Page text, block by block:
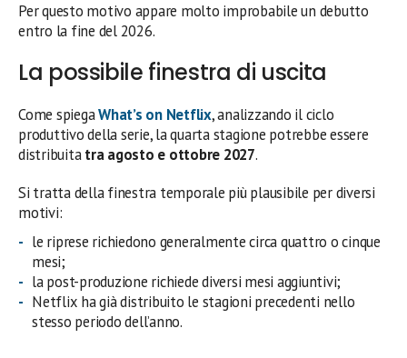
Per questo motivo appare molto improbabile un debutto
entro la fine del 2026.
La possibile finestra di uscita
Come spiegaWhat’s on Netflix, analizzando il ciclo
produttivo della serie, la quarta stagione potrebbe essere
distribuitatra agosto e ottobre 2027.
Si tratta della finestra temporale più plausibile per diversi
motivi:
le riprese richiedono generalmente circa quattro o cinque
mesi;
la post-produzione richiede diversi mesi aggiuntivi;
Netflix ha già distribuito le stagioni precedenti nello
stesso periodo dell’anno.